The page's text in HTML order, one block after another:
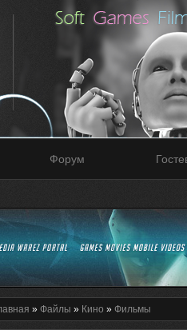
Форум
» Файлы » Кино » Фильмы